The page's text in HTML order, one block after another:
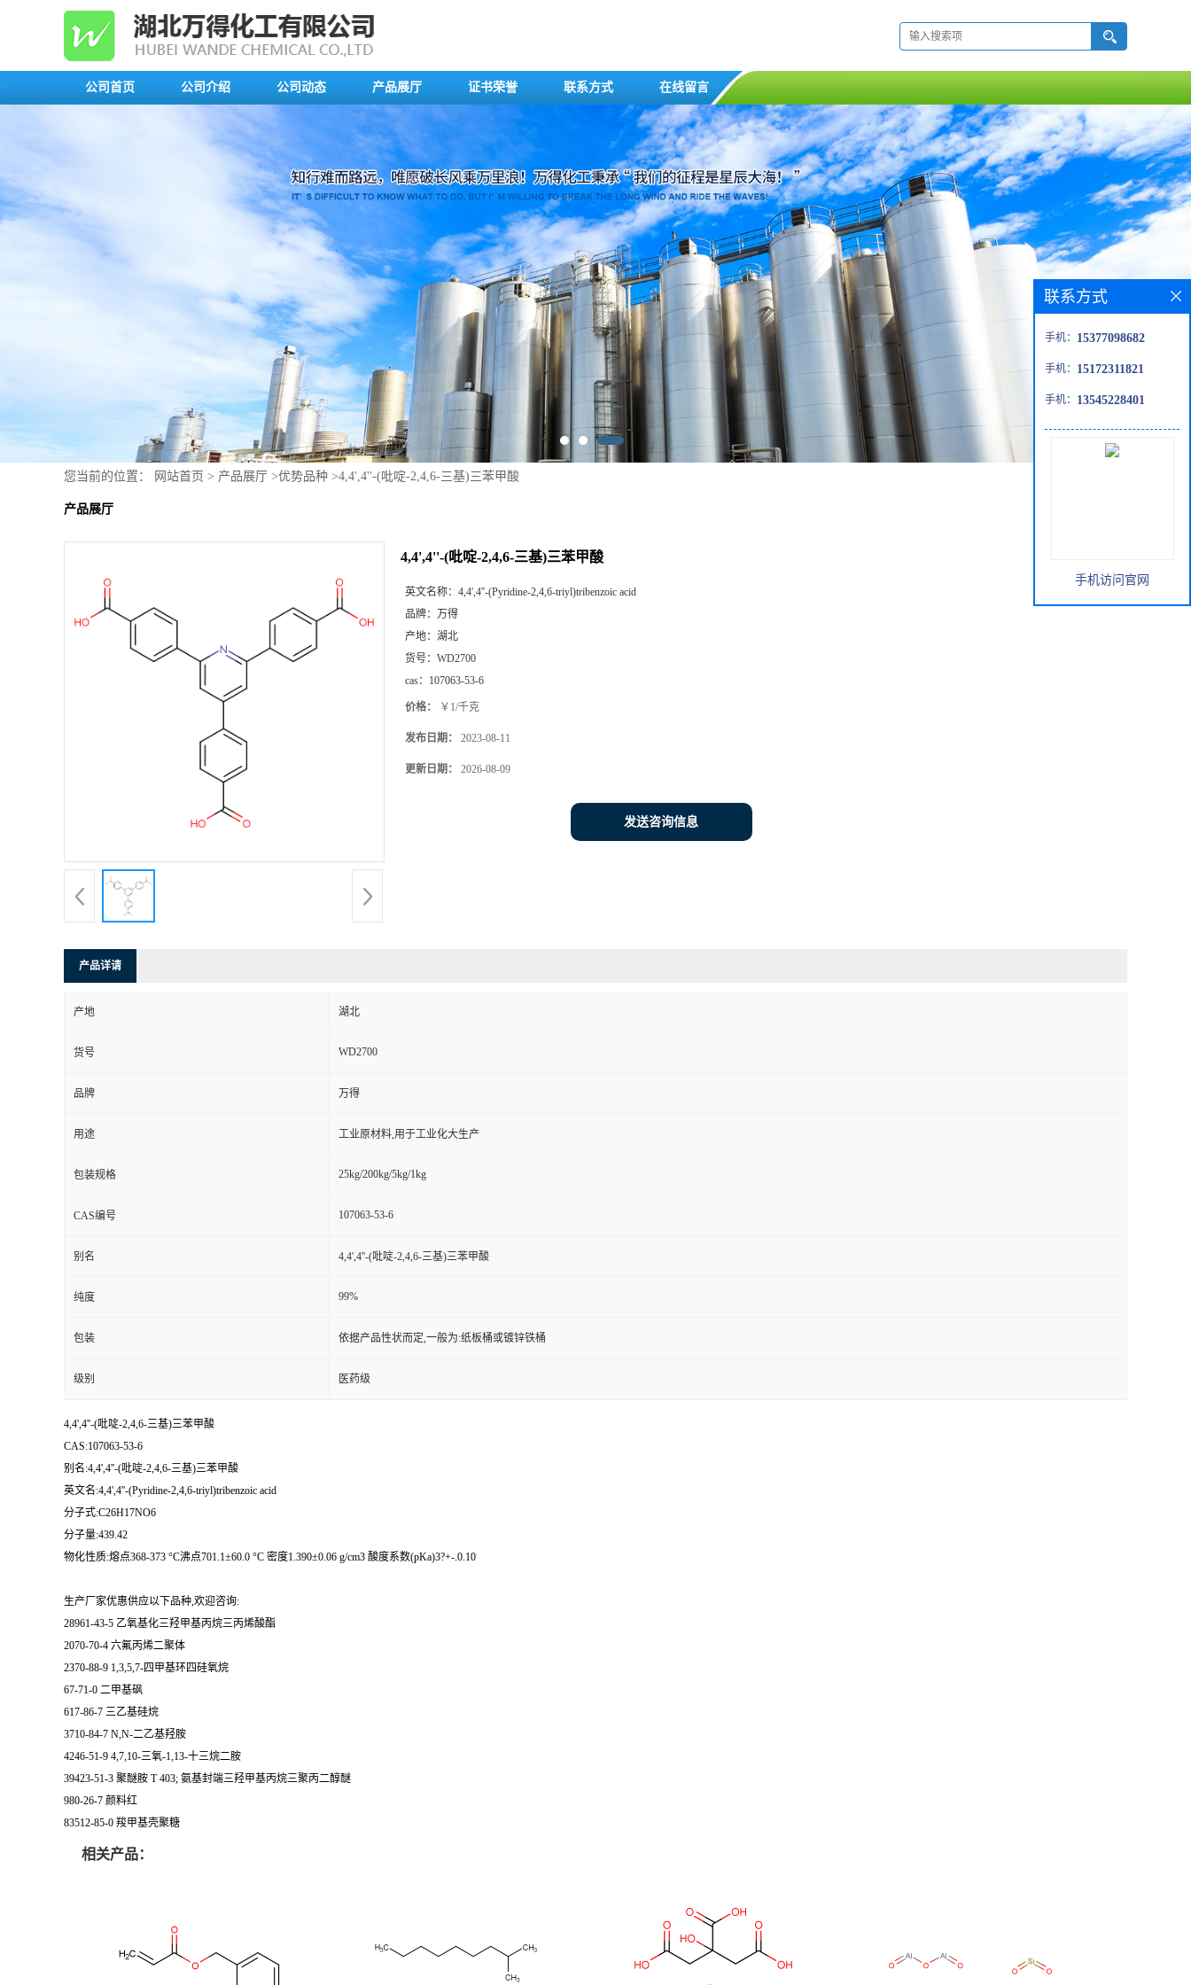
公司首页 公司介绍 公司动态 产品展厅 证书荣誉 联系方式 在线留言
您当前的位置： 网站首页 > 产品展厅 >优势品种 >4,4',4''-(吡啶-2,4,6-三基)三苯甲酸
产品展厅
4,4',4''-(吡啶-2,4,6-三基)三苯甲酸
英文名称： 4,4',4''-(Pyridine-2,4,6-triyl)tribenzoic acid
品牌： 万得
产地： 湖北
货号： WD2700
cas： 107063-53-6
价格： ￥1/千克
发布日期： 2023-08-11
更新日期： 2026-08-09
发送咨询信息
产品详请
产地 湖北
货号 WD2700
品牌 万得
用途 工业原材料,用于工业化大生产
包装规格 25kg/200kg/5kg/1kg
CAS编号 107063-53-6
别名 4,4',4''-(吡啶-2,4,6-三基)三苯甲酸
纯度 99%
包装 依据产品性状而定,一般为:纸板桶或镀锌铁桶
级别 医药级
4,4',4''-(吡啶-2,4,6-三基)三苯甲酸
CAS:107063-53-6
别名:4,4',4''-(吡啶-2,4,6-三基)三苯甲酸
英文名:4,4',4''-(Pyridine-2,4,6-triyl)tribenzoic acid
分子式:C26H17NO6
分子量:439.42
物化性质:熔点368-373 °C沸点701.1±60.0 °C 密度1.390±0.06 g/cm3 酸度系数(pKa)3?+-.0.10
生产厂家优惠供应以下品种,欢迎咨询:
28961-43-5 乙氧基化三羟甲基丙烷三丙烯酸酯
2070-70-4 六氟丙烯二聚体
2370-88-9 1,3,5,7-四甲基环四硅氧烷
67-71-0 二甲基砜
617-86-7 三乙基硅烷
3710-84-7 N,N-二乙基羟胺
4246-51-9 4,7,10-三氧-1,13-十三烷二胺
39423-51-3 聚醚胺 T 403; 氨基封端三羟甲基丙烷三聚丙二醇醚
980-26-7 颜料红
83512-85-0 羧甲基壳聚糖
相关产品：
联系方式
手机： 15377098682
手机： 15172311821
手机： 13545228401
手机访问官网